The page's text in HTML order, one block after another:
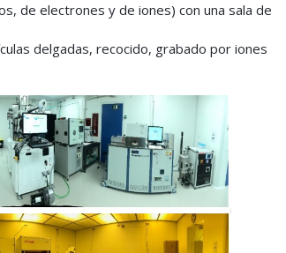
de electrones y de iones) con una sala de
delgadas, recocido, grabado por iones